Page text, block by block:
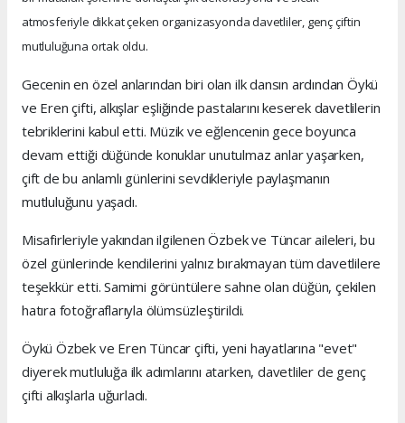
atmosferiyle dikkat çeken organizasyonda davetliler, genç çiftin
mutluluğuna ortak oldu.
Gecenin en özel anlarından biri olan ilk dansın ardından Öykü
ve Eren çifti, alkışlar eşliğinde pastalarını keserek davetlilerin
tebriklerini kabul etti. Müzik ve eğlencenin gece boyunca
devam ettiği düğünde konuklar unutulmaz anlar yaşarken,
çift de bu anlamlı günlerini sevdikleriyle paylaşmanın
mutluluğunu yaşadı.
Misafirleriyle yakından ilgilenen Özbek ve Tüncar aileleri, bu
özel günlerinde kendilerini yalnız bırakmayan tüm davetlilere
teşekkür etti. Samimi görüntülere sahne olan düğün, çekilen
hatıra fotoğraflarıyla ölümsüzleştirildi.
Öykü Özbek ve Eren Tüncar çifti, yeni hayatlarına "evet"
diyerek mutluluğa ilk adımlarını atarken, davetliler de genç
çifti alkışlarla uğurladı.